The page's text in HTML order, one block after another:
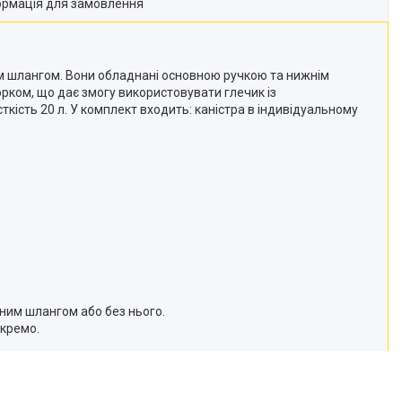
для замовлення
шлангом. Вони обладнані основною ручкою та нижнім
що дає змогу використовувати глечик із
20 л. У комплект входить: каністра в індивідуальному
шлангом або без нього.